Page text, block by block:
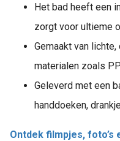
Het bad heeft een
zorgt voor ultieme
Gemaakt van
materialen zoals
Geleverd met een
handdoeken,
Ontdek filmpjes,